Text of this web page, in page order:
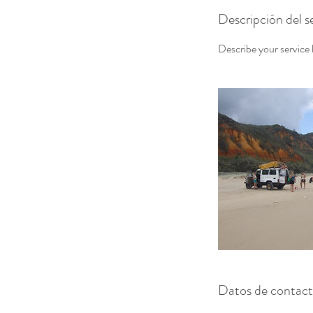
Descripción del
Describe your
Datos de